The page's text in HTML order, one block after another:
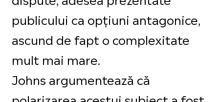
publicului ca opțiuni antagonice,
ascund de fapt o complexitate
mult mai mare.
Johns argumentează că